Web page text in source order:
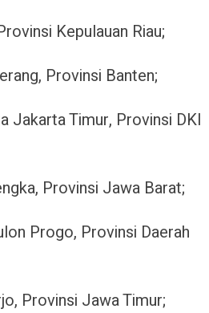
Kepulauan Riau;
Provinsi Banten;
Jakarta Timur, Provinsi DKI
Provinsi Jawa Barat;
Progo, Provinsi Daerah
Provinsi Jawa Timur;